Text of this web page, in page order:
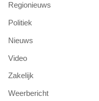
Regionieuws
Politiek
Nieuws
Video
Zakelijk
Weerbericht